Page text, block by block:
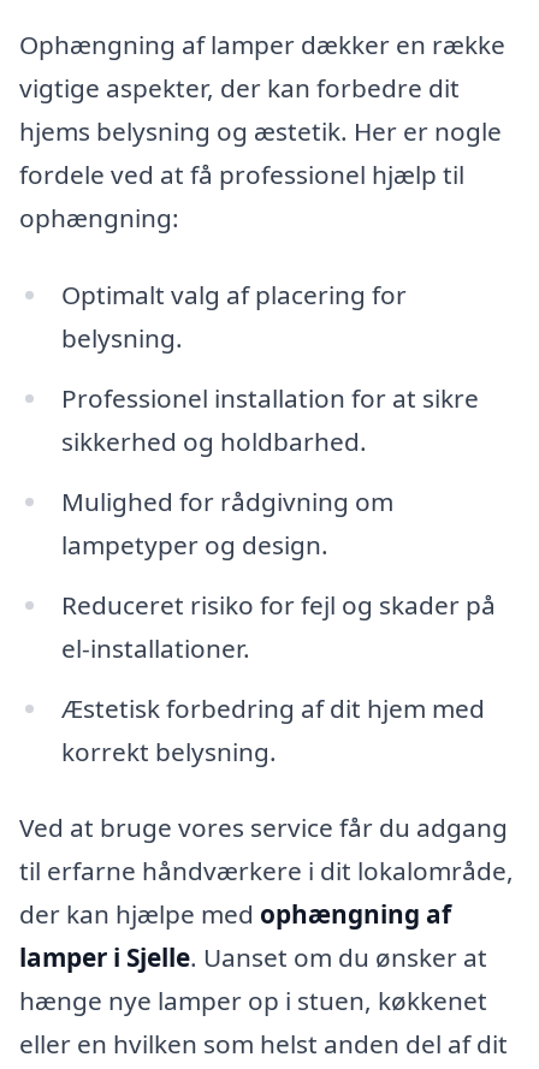
Ophængning af lamper dækker en række
vigtige aspekter, der kan forbedre dit
hjems belysning og æstetik. Her er nogle
fordele ved at få professionel hjælp til
ophængning:
Optimalt valg af placering for
belysning.
Professionel installation for at sikre
sikkerhed og holdbarhed.
Mulighed for rådgivning om
lampetyper og design.
Reduceret risiko for fejl og skader på
el-installationer.
Æstetisk forbedring af dit hjem med
korrekt belysning.
Ved at bruge vores service får du adgang
til erfarne håndværkere i dit lokalområde,
der kan hjælpe med ophængning af
lamper i Sjelle. Uanset om du ønsker at
hænge nye lamper op i stuen, køkkenet
eller en hvilken som helst anden del af dit